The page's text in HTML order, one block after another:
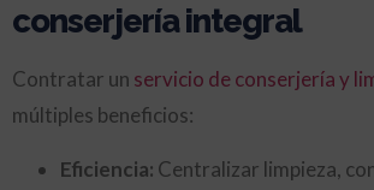
conserjería integral
Contratar un servicio de conserjería y
múltiples beneficios:
Eficiencia: Centralizar limpieza,